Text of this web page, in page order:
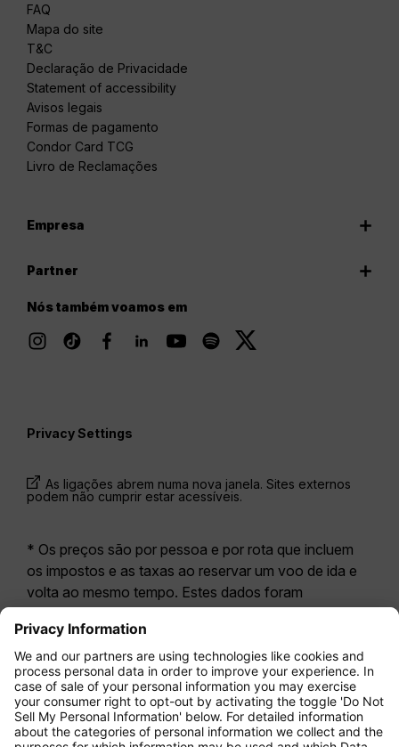
FAQ
Mapa do site
T&C
Declaração de Privacidade
Statement of accessibility
Avisos legais
Formas de pagamento
Condor Card TCG
Livro de Reclamações
Empresa
Partner
Nós também voamos em
Privacy Settings
As ligações abrem numa nova janela. Sites externos
podem não cumprir estar acessíveis.
* Os preços são por pessoa e por rota que incluem
os impostos e as taxas ao reservar um voo de ida e
volta ao mesmo tempo. Estes dados foram
disponibilizados nas últimas 24 horas e podem já não
estar atualizados. As tarifas apresentadas para a
Economy Class correspondem geralmente à
Economy Zero, a nossa opção tarifária mais restritiva.
Poderão aplicar-se taxas adicionais parabagagem
registadaou outros serviços opcionais. Aplicam-se
osTermos e Condições Gerais de Transporte